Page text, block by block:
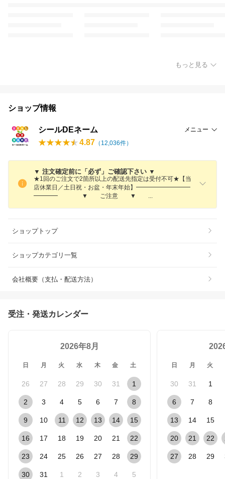
もっと見る
ショップ情報
シールDEネーム メニュー
4.87 （ 12,036件）
▼ 注文確定前に「必ず」ご確認下さい ▼
★1回のご注文で2箇所以上の配送先指定は受付不可★【当
店休業日／土日祝・お盆・年末年始】━━━━━━━━━
━━━━ ▼ ご注意 ▼
ショップトップ
ショップカテゴリ一覧
会社概要（支払・配送方法）
受注・発送カレンダー
2026年8月
日 月 火 水 木 金 土
26 27 28 29 30 31 1
2 3 4 5 6 7 8
9 10 11 12 13 14 15
16 17 18 19 20 21 22
23 24 25 26 27 28 29
30 31 1 2 3 4 5
日 月 火
30 31 1
6 7 8
13 14 15
20 21 22
27 28 29